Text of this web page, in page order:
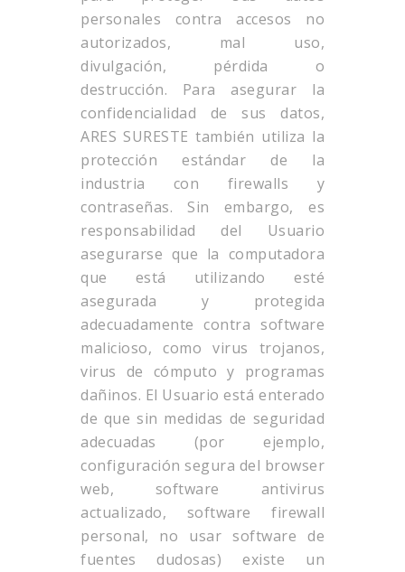
personales contra accesos no
autorizados, mal uso,
divulgación, pérdida o
destrucción. Para asegurar la
confidencialidad de sus datos,
ARES SURESTE también utiliza la
protección estándar de la
industria con firewalls y
contraseñas. Sin embargo, es
responsabilidad del Usuario
asegurarse que la computadora
que está utilizando esté
asegurada y protegida
adecuadamente contra software
malicioso, como virus trojanos,
virus de cómputo y programas
dañinos. El Usuario está enterado
de que sin medidas de seguridad
adecuadas (por ejemplo,
configuración segura del browser
web, software antivirus
actualizado, software firewall
personal, no usar software de
fuentes dudosas) existe un